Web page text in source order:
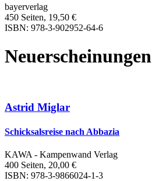
bayerverlag
450 Seiten, 19,50 €
ISBN: 978-3-902952-64-6
Neuerscheinungen
Astrid Miglar
Schicksalsreise nach Abbazia
KAWA - Kampenwand Verlag
400 Seiten, 20,00 €
ISBN: 978-3-9866024-1-3